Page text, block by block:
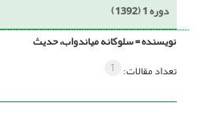
دوره 1 (1392)
نویسنده =سلوکانه میاندواب، حدیث
تعداد مقالات: 1